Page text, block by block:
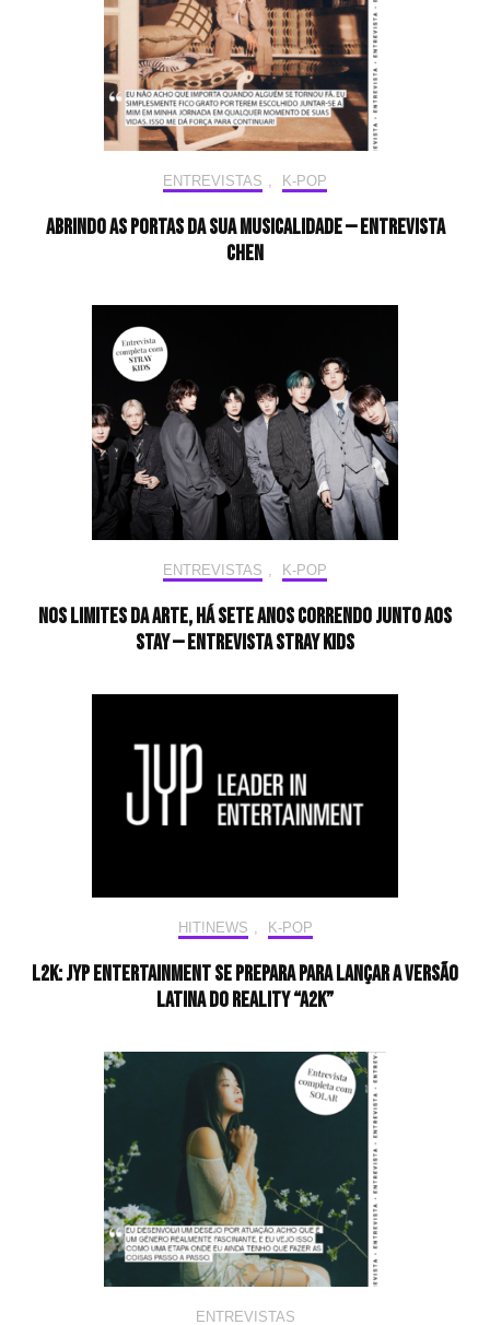
ENTREVISTAS K-POP
Abrindo as portas da sua musicalidade — Entrevista
CHEN
ENTREVISTAS K-POP
Nos limites da arte, há sete anos correndo junto aos
STAY — Entrevista Stray Kids
HIT!NEWS , K-POP
L2K: JYP Entertainment se prepara para lançar a versão
latina do reality “A2K”
ENTREVISTAS